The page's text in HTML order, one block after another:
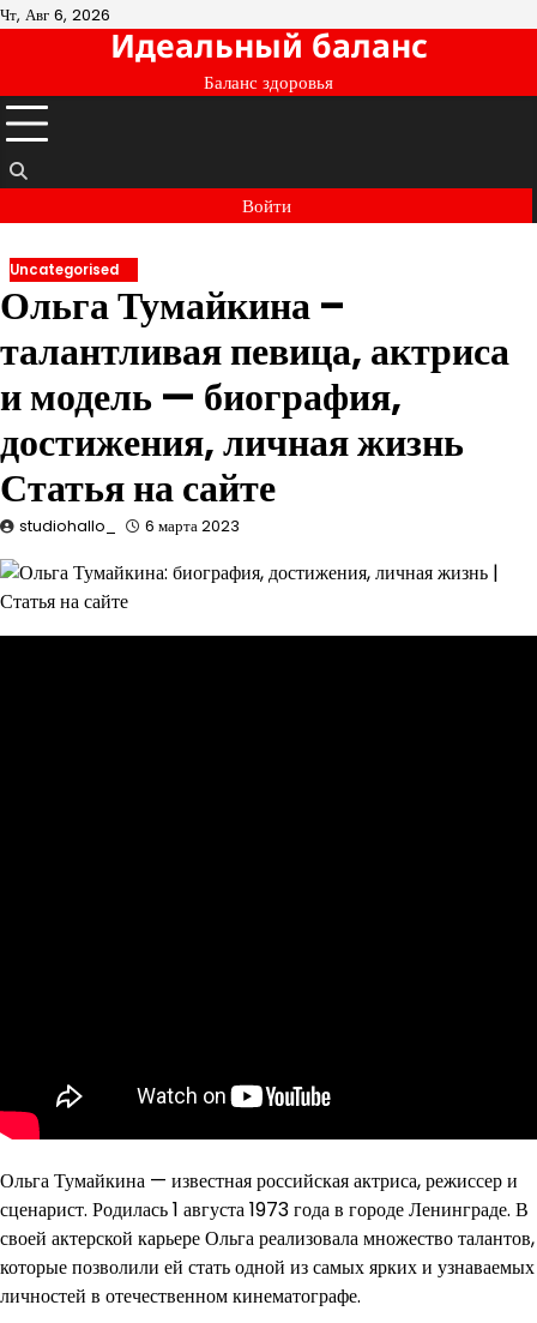
Перейти
Чт, Авг 6, 2026
Идеальный баланс
Баланс здоровья
Войти
Uncategorised
Ольга Тумайкина –
талантливая певица, актриса
и модель — биография,
достижения, личная жизнь
Статья на сайте
studiohallo_ 6 марта 2023
Ольга Тумайкина — известная российская актриса, режиссер и
сценарист. Родилась 1 августа 1973 года в городе Ленинграде. В
своей актерской карьере Ольга реализовала множество талантов,
которые позволили ей стать одной из самых ярких и узнаваемых
личностей в отечественном кинематографе.